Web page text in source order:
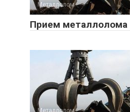
Металлолом
Прием